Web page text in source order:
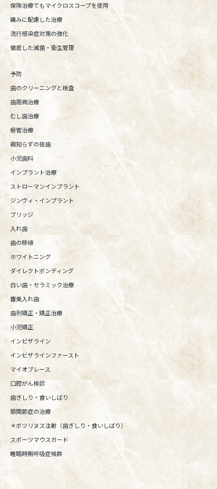
保険治療でもマイクロスコープを使用
痛みに配慮した治療
流行感染症対策の強化
徹底した滅菌・衛生管理
予防
歯のクリーニングと検査
歯周病治療
むし歯治療
根管治療
親知らずの抜歯
小児歯科
インプラント治療
ストローマンインプラント
ジンヴィ・インプラント
ブリッジ
入れ歯
歯の移植
ホワイトニング
ダイレクトボンディング
白い歯・セラミック治療
審美入れ歯
歯列矯正・矯正治療
小児矯正
インビザライン
インビザラインファースト
マイオブレース
口腔がん検診
歯ぎしり・食いしばり
顎関節症の治療
＊ボツリヌス注射（歯ぎしり・食いしばり）
スポーツマウスガード
睡眠時無呼吸症候群